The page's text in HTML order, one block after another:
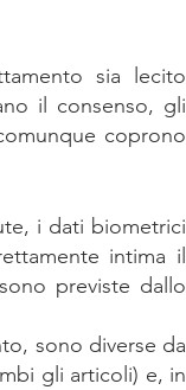
sia lecito
il consenso, gli
coprono
i dati biometrici
intima il
previste dallo
sono diverse da
gli articoli) e, in